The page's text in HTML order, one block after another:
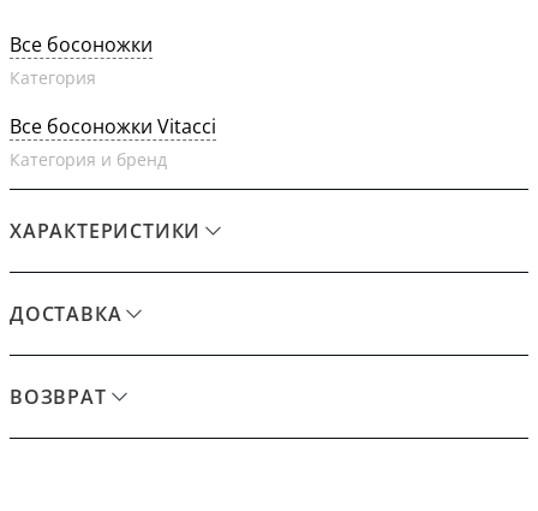
Все босоножки
Категория
Все босоножки Vitacci
Категория и бренд
ХАРАКТЕРИСТИКИ
ДОСТАВКА
ВОЗВРАТ